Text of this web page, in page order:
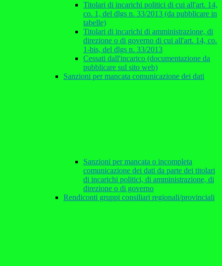
Titolari di incarichi politici di cui all'art. 14,
co. 1, del dlgs n. 33/2013 (da pubblicare in
tabelle)
Titolari di incarichi di amministrazione, di
direzione o di governo di cui all'art. 14, co.
1-bis, del dlgs n. 33/2013
Cessati dall'incarico (documentazione da
pubblicare sul sito web)
Sanzioni per mancata comunicazione dei dati
Sanzioni per mancata o incompleta
comunicazione dei dati da parte dei titolari
di incarichi politici, di amministrazione, di
direzione o di governo
Rendiconti gruppi consiliari regionali/provinciali